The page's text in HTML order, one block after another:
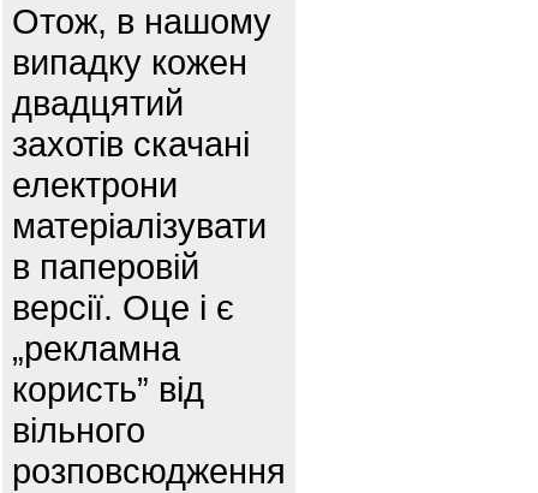
Отож, в нашому
випадку кожен
двадцятий
захотів скачані
електрони
матеріалізувати
в паперовій
версії. Оце і є
„рекламна
користь” від
вільного
розповсюдження